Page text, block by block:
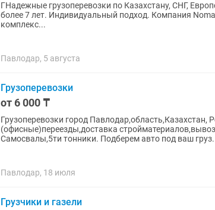
ГНадежные грузоперевозки по Казахстану, СНГ,
более 7 лет. Индивидуальный подход. Компания Nomad Logistics предоставляет полный
комплекс...
Павлодар, 5 августа
Грузоперевозки
от 6 000 ₸
Грузоперевозки город Павлодар,область,Казахстан,
(офисные)переезды,доставка
Самосвалы,5ти тонники. Подберем авто под ваш
Павлодар, 18 июля
Грузчики и газели